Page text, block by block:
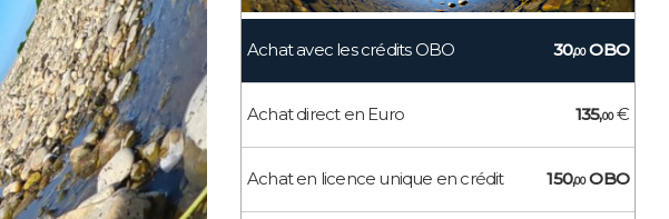
Achat avec les crédits OBO 30,00OBO
Achat direct en Euro 135,00€
Achat en licence unique en crédit 150,00OBO